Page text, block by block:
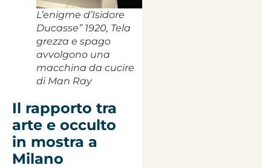
L’enigme d’Isidore
Ducasse” 1920, Tela
grezza e spago
avvolgono una
macchina da cucire
di Man Ray
Il rapporto tra
arte e occulto
in mostra a
Milano